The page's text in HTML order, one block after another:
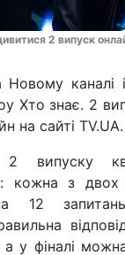
2 випуск
Новому
Хто знає. 2
на сайті TV.UA.
2 випуску
кожна з двох
на 12
а у фіналі